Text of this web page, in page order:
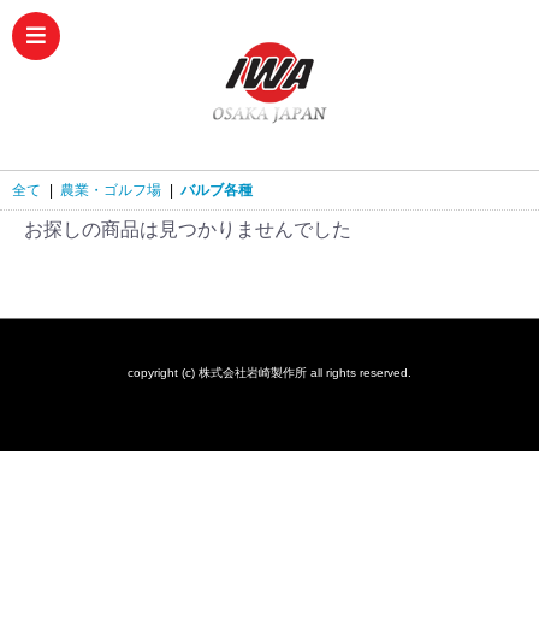
全て | 農業・ゴルフ場 | バルブ各種
お探しの商品は見つかりませんでした
copyright (c) 株式会社岩崎製作所 all rights reserved.